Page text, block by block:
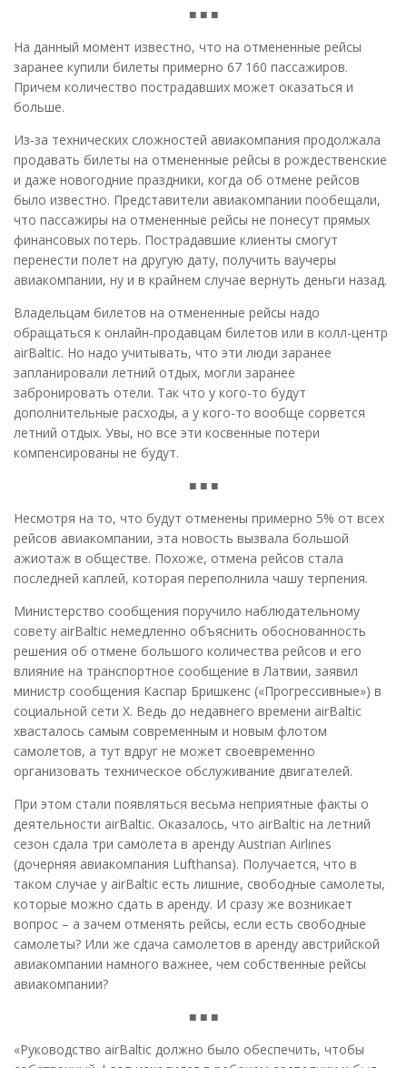
■ ■ ■
На данный момент известно, что на отмененные рейсы
заранее купили билеты примерно 67 160 пассажиров.
Причем количество пострадавших может оказаться и
больше.
Из-за технических сложностей авиакомпания продолжала
продавать билеты на отмененные рейсы в рождественские
и даже новогодние праздники, когда об отмене рейсов
было известно. Представители авиакомпании пообещали,
что пассажиры на отмененные рейсы не понесут прямых
финансовых потерь. Пострадавшие клиенты смогут
перенести полет на другую дату, получить ваучеры
авиакомпании, ну и в крайнем случае вернуть деньги назад.
Владельцам билетов на отмененные рейсы надо
обращаться к онлайн-продавцам билетов или в колл-центр
аirBaltic. Но надо учитывать, что эти люди заранее
запланировали летний отдых, могли заранее
забронировать отели. Так что у кого-то будут
дополнительные расходы, а у кого-то вообще сорвется
летний отдых. Увы, но все эти косвенные потери
компенсированы не будут.
■ ■ ■
Несмотря на то, что будут отменены примерно 5% от всех
рейсов авиакомпании, эта новость вызвала большой
ажиотаж в обществе. Похоже, отмена рейсов стала
последней каплей, которая переполнила чашу терпения.
Министерство сообщения поручило наблюдательному
совету airBaltic немедленно объяснить обоснованность
решения об отмене большого количества рейсов и его
влияние на транспортное сообщение в Латвии, заявил
министр сообщения Каспар Бришкенс («Прогрессивные») в
социальной сети X. Ведь до недавнего времени airBaltic
хвасталось самым современным и новым флотом
самолетов, а тут вдруг не может своевременно
организовать техническое обслуживание двигателей.
При этом стали появляться весьма неприятные факты о
деятельности airBaltic. Оказалось, что airBaltic на летний
сезон сдала три самолета в аренду Austrian Airlines
(дочерняя авиакомпания Lufthansa). Получается, что в
таком случае у airBaltic есть лишние, свободные самолеты,
которые можно сдать в аренду. И сразу же возникает
вопрос – а зачем отменять рейсы, если есть свободные
самолеты? Или же сдача самолетов в аренду австрийской
авиакомпании намного важнее, чем собственные рейсы
авиакомпании?
■ ■ ■
«Руководство аirBaltic должно было обеспечить, чтобы